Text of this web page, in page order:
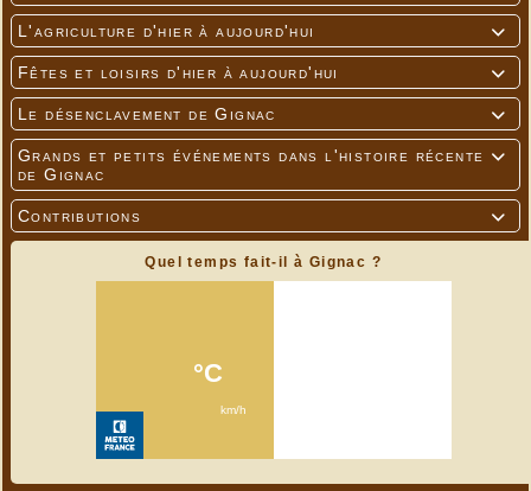

L'agriculture d'hier à aujourd'hui

Fêtes et loisirs d'hier à aujourd'hui

Le désenclavement de Gignac

Grands et petits événements dans l'histoire récente
de Gignac

Contributions
Quel temps fait-il à Gignac ?